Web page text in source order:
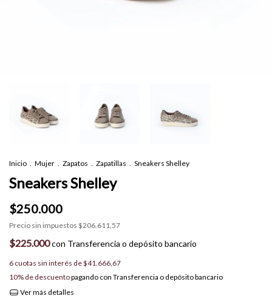
Inicio . Mujer . Zapatos . Zapatillas . Sneakers Shelley
Sneakers Shelley
$250.000
Precio sin impuestos $206.611,57
$225.000con Transferencia o depósito bancario
6 cuotas sin interés de$41.666,67
10% de descuentopagando con Transferencia o depósito bancario
Ver más detalles